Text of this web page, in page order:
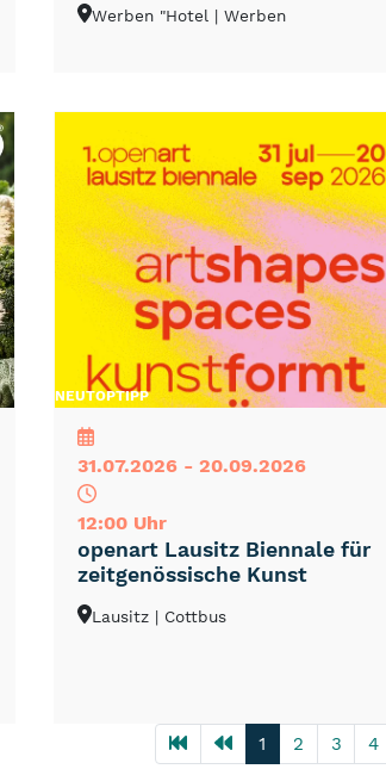
Werben "Hotel | Werben
NEUTOPTIPP
31.07.2026 - 20.09.2026
12:00 Uhr
openart Lausitz Biennale für
zeitgenössische Kunst
Lausitz | Cottbus
1 2 3 4